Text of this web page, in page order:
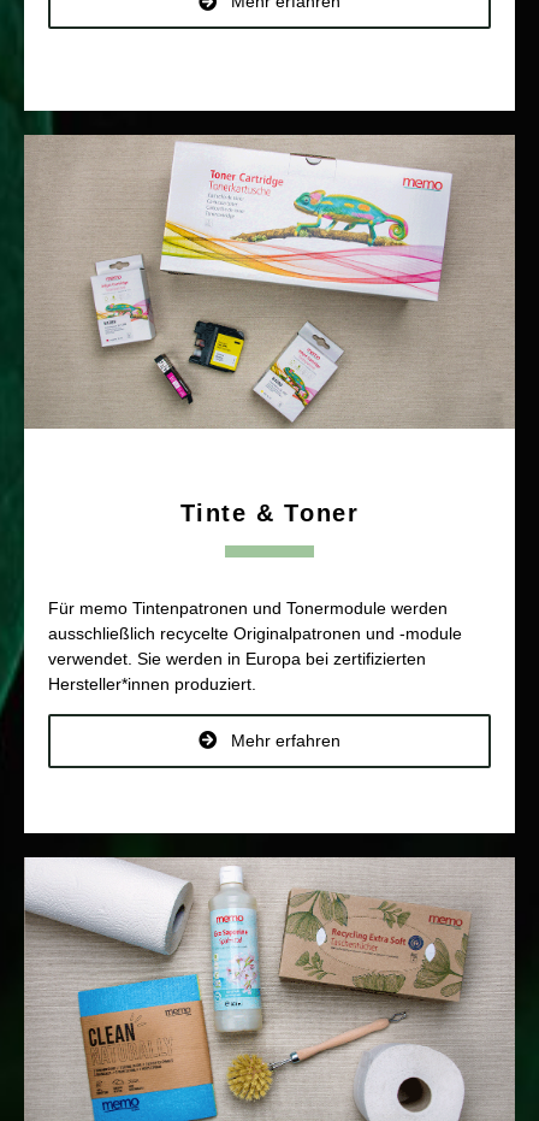
Tinte & Toner
Für memo Tintenpatronen und Tonermodule werden
ausschließlich recycelte Originalpatronen und -module
verwendet. Sie werden in Europa bei zertifizierten
Hersteller*innen produziert.
Mehr erfahren